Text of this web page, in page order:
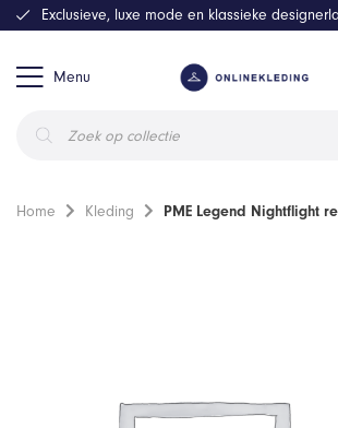
Menu
zoeken
Exclusieve, luxe mode en klassieke
Home Kleding PME Legend Nightflight